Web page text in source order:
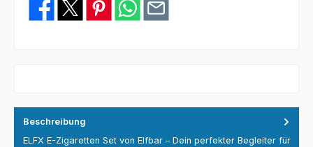
Beschreibung
ELFX E-Zigaretten Set von Elfbar – Dein perfekter Begleiter für